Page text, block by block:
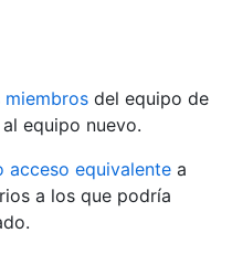
miembros del equipo de
equipo nuevo.
acceso equivalente a
a los que podría